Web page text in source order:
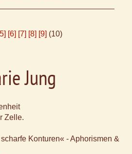
[6] [7] [8] [9] (10)
Jung
Zelle.
Konturen« - Aphorismen &